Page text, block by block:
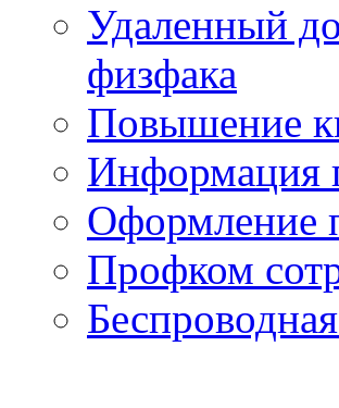
Удаленный
физфака
Повышение
Информация
Оформление
Профком